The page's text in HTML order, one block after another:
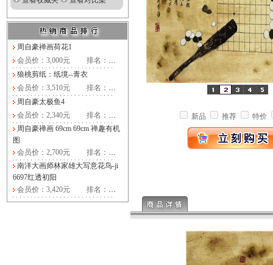
周自豪禅画荷花1
会员价：3,000元
排名： …
狼桃剪纸：纸境--青衣
会员价：3,510元
排名： …
周自豪太极鱼4
会员价：2,340元
排名： …
周自豪禅画 69cm 69cm 禅趣有机
图
会员价：2,700元
排名： …
南洋大画师林家雄大写意花鸟-ji
6697红透初阳
会员价：3,420元
排名： …
新品 推荐 特价